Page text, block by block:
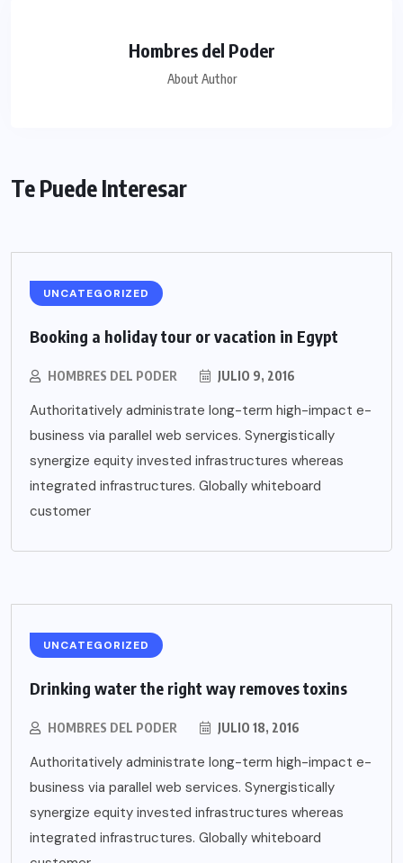
Hombres del Poder
About Author
Te Puede Interesar
UNCATEGORIZED
Booking a holiday tour or vacation in Egypt
HOMBRES DEL PODER JULIO 9, 2016
Authoritatively administrate long-term high-impact e-
business via parallel web services. Synergistically
synergize equity invested infrastructures whereas
integrated infrastructures. Globally whiteboard
customer
UNCATEGORIZED
Drinking water the right way removes toxins
HOMBRES DEL PODER JULIO 18, 2016
Authoritatively administrate long-term high-impact e-
business via parallel web services. Synergistically
synergize equity invested infrastructures whereas
integrated infrastructures. Globally whiteboard